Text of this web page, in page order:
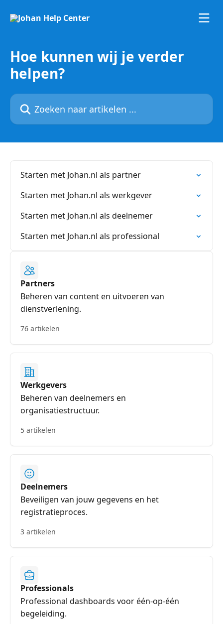
Hoe kunnen wij je verder
helpen?
Zoeken naar artikelen ...
Starten met Johan.nl als partner
Starten met Johan.nl als werkgever
Starten met Johan.nl als deelnemer
Starten met Johan.nl als professional
Partners
Beheren van content en uitvoeren van
dienstverlening.
76 artikelen
Werkgevers
Beheren van deelnemers en
organisatiestructuur.
5 artikelen
Deelnemers
Beveiligen van jouw gegevens en het
registratieproces.
3 artikelen
Professionals
Professional dashboards voor één-op-één
begeleiding.